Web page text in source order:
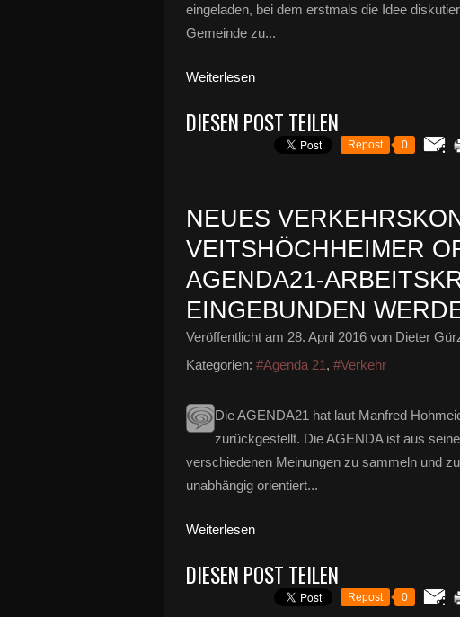
eingeladen, bei dem erstmals die Idee
Gemeinde zu...
Weiterlesen
DIESEN POST TEILEN
Repost 0
NEUES
VEITSHÖCHHEIMER
AGENDA21-
EINGEBUNDEN
Veröffentlicht am 28. April 2016 von Dieter
Kategorien: #Agenda 21 , #Verkehr
Die AGENDA21 hat laut Manfred
zurückgestellt. Die AGENDA ist aus
verschiedenen Meinungen zu sammeln und
unabhängig orientiert...
Weiterlesen
DIESEN POST TEILEN
Repost 0